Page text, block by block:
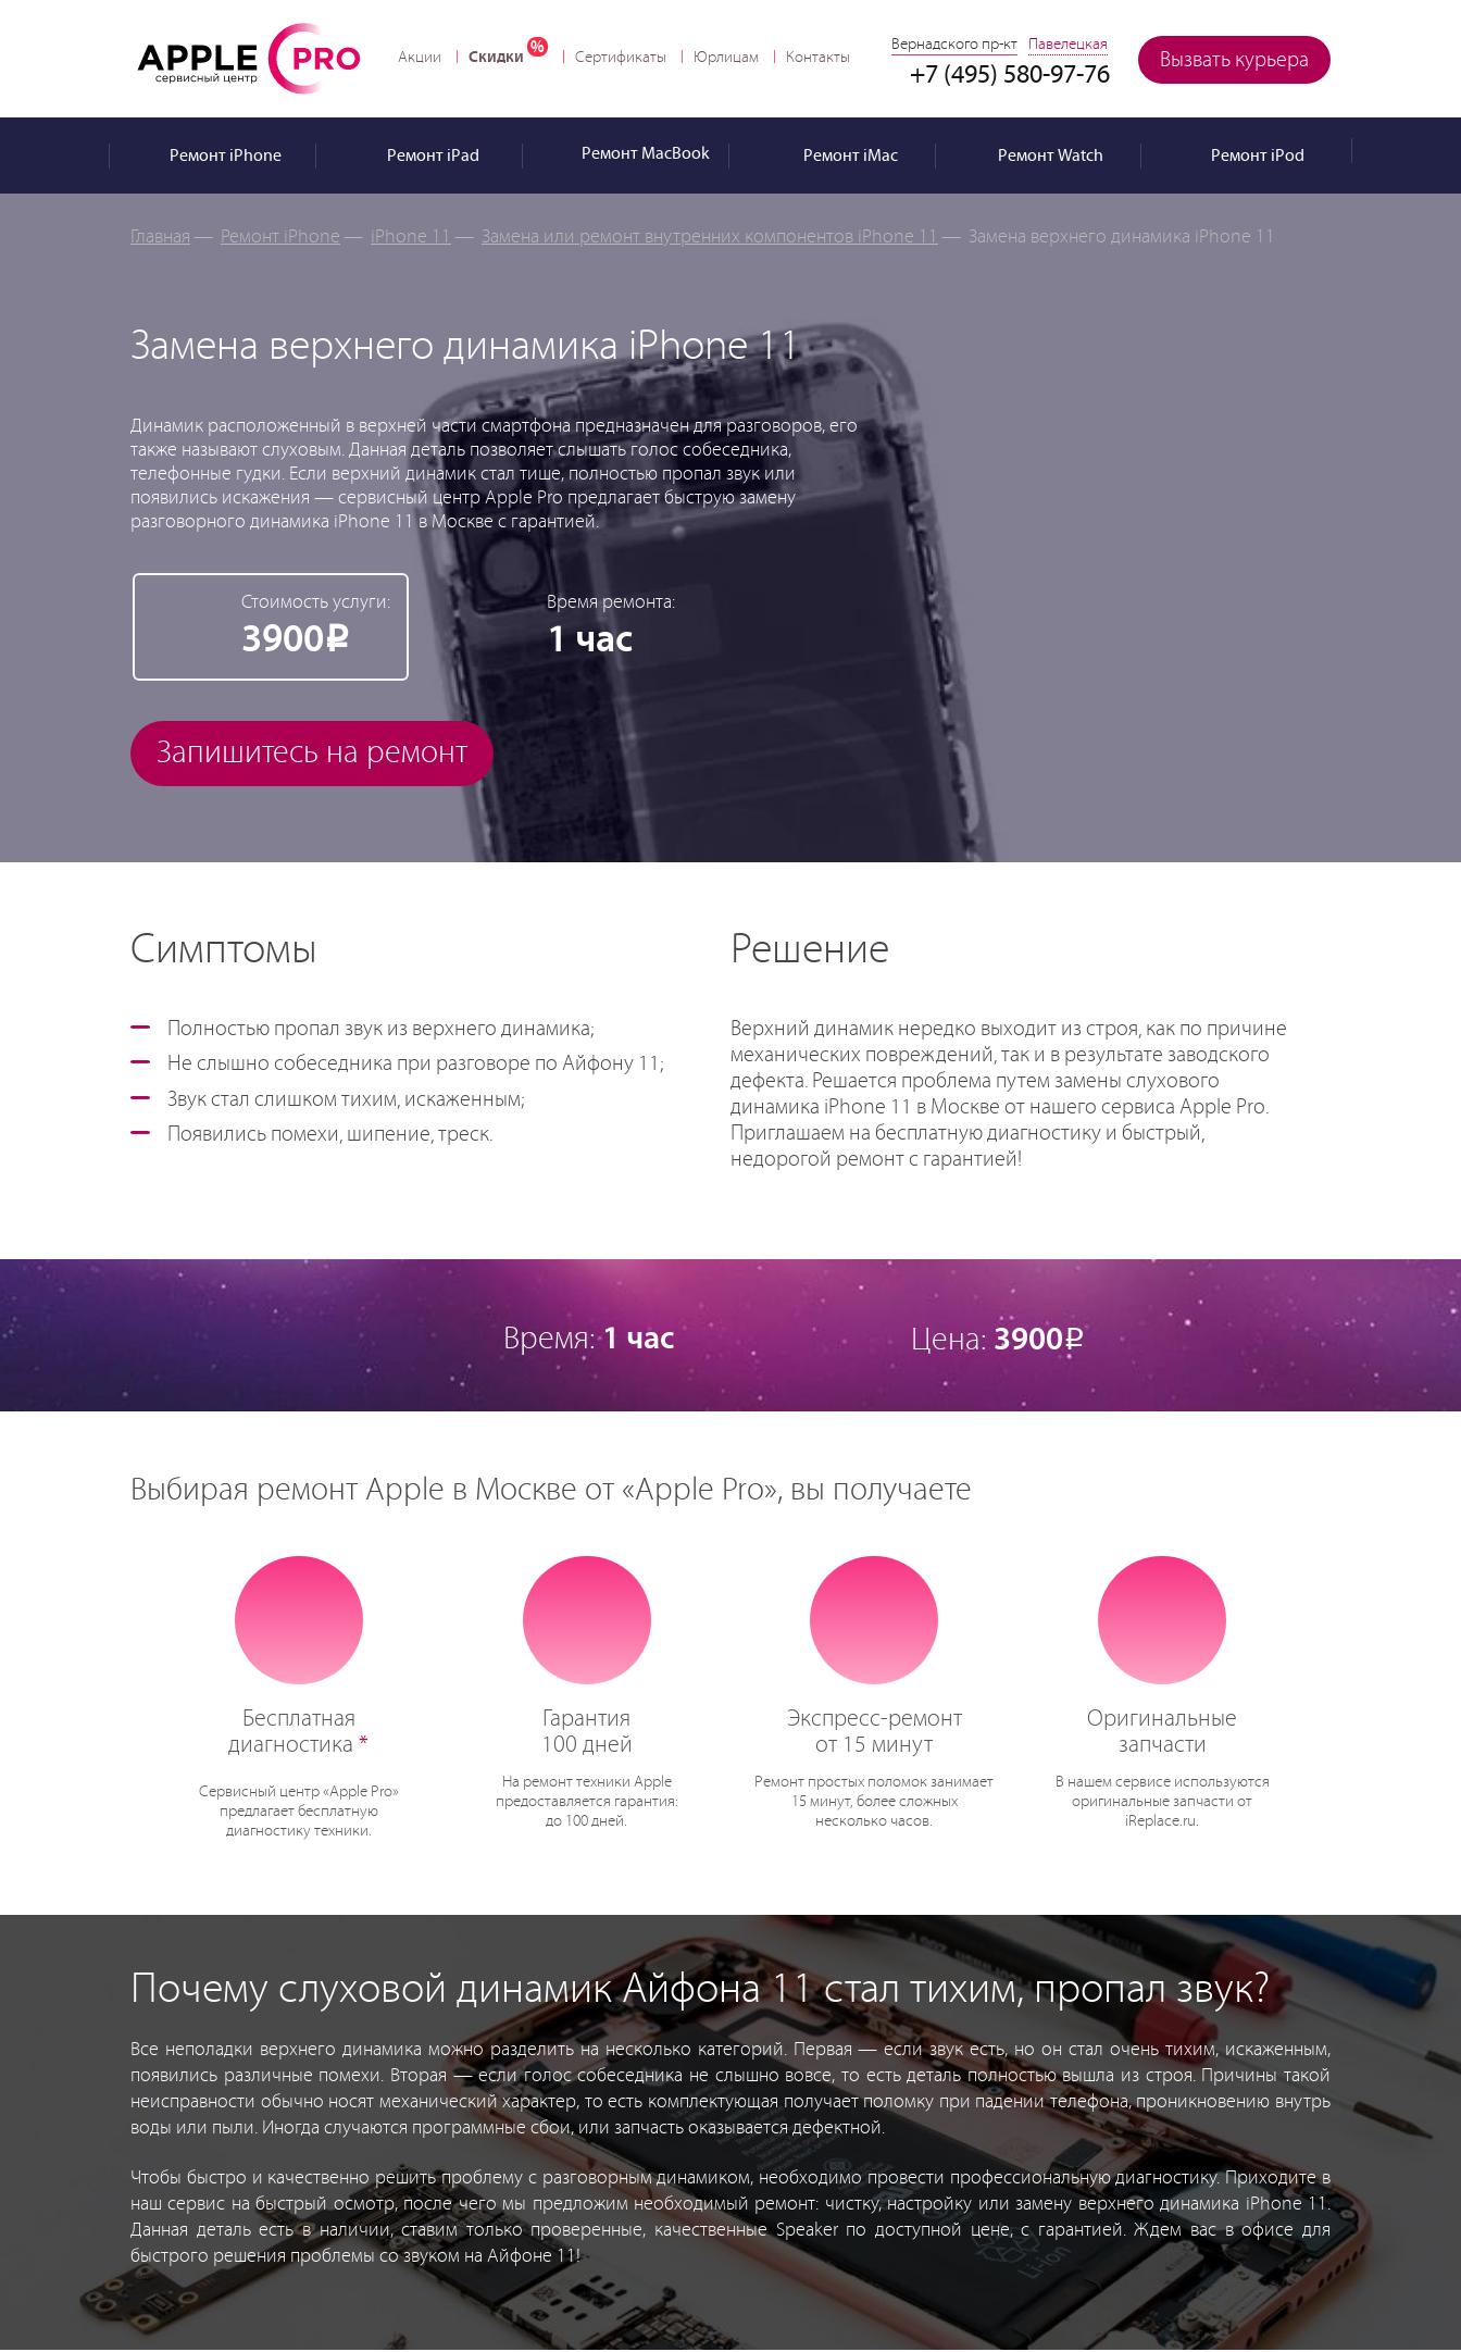
Вызвать курьера
Вернадского пр-кт Павелецкая
+7 (495) 580-97-76
Акции Скидки Сертификаты Юрлицам Контакты
РемонтiPhone РемонтiPad Ремонт MacBook РемонтiMac РемонтWatch РемонтiPod
Главная — Ремонт iPhone — iPhone 11 — Замена или ремонт внутренних компонентов iPhone 11 — Замена верхнего динамика iPhone 11
Замена верхнего динамика iPhone 11
Динамик расположенный в верхней части смартфона предназначен для разговоров, его
также называют слуховым. Данная деталь позволяет слышать голос собеседника,
телефонные гудки. Если верхний динамик стал тише, полностью пропал звук или
появились искажения — сервисный центр Apple Pro предлагает быструю замену
разговорного динамика iPhone 11 в Москве с гарантией.
Стоимость услуги:
3900Р
Время ремонта:
1 час
Запишитесь на ремонт
Симптомы
Полностью пропал звук из верхнего динамика;
Не слышно собеседника при разговоре по Айфону 11;
Звук стал слишком тихим, искаженным;
Появились помехи, шипение, треск.
Решение
Верхний динамик нередко выходит из строя, как по причине
механических повреждений, так и в результате заводского
дефекта. Решается проблема путем замены слухового
динамика iPhone 11 в Москве от нашего сервиса Apple Pro.
Приглашаем на бесплатную диагностику и быстрый,
недорогой ремонт с гарантией!
Время:1 час Цена: 3900Р
Выбирая ремонт Apple в Москве от «Apple Pro», вы получаете
Бесплатная
диагностика*
Сервисный центр «Apple Pro»
предлагает бесплатную
диагностику техники.
Гарантия
100 дней
На ремонт техники Apple
предоставляется гарантия:
до 100 дней.
Экспресс-ремонт
от 15 минут
Ремонт простых поломок занимает
15 минут, более сложных
несколько часов.
Оригинальные
запчасти
В нашем сервисе используются
оригинальные запчасти от
iReplace.ru.
Почему слуховой динамик Айфона 11 стал тихим, пропал звук?
Все неполадки верхнего динамика можно разделить на несколько категорий. Первая — если звук есть, но он стал очень тихим, искаженным,
появились различные помехи. Вторая — если голос собеседника не слышно вовсе, то есть деталь полностью вышла из строя. Причины такой
неисправности обычно носят механический характер, то есть комплектующая получает поломку при падении телефона, проникновению внутрь
воды или пыли. Иногда случаются программные сбои, или запчасть оказывается дефектной.
Чтобы быстро и качественно решить проблему с разговорным динамиком, необходимо провести профессиональную диагностику. Приходите в
наш сервис на быстрый осмотр, после чего мы предложим необходимый ремонт: чистку, настройку или замену верхнего динамика iPhone 11.
Данная деталь есть в наличии, ставим только проверенные, качественные Speaker по доступной цене, с гарантией. Ждем вас в офисе для
быстрого решения проблемы со звуком на Айфоне 11!